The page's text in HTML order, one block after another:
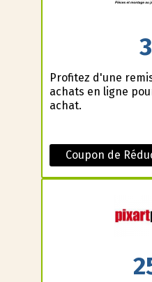
Profitez d'une
achats en ligne
achat.
Coupon de